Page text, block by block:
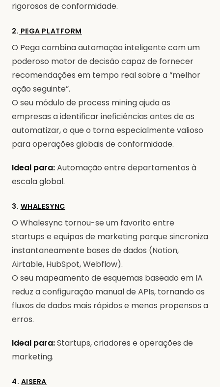
rigorosos de conformidade.
2. PEGA PLATFORM
O Pega combina automação inteligente com um
poderoso motor de decisão capaz de fornecer
recomendações em tempo real sobre a “melhor
ação seguinte”.
O seu módulo de process mining ajuda as
empresas a identificar ineficiências antes de as
automatizar, o que o torna especialmente valioso
para operações globais de conformidade.
Ideal para:Automação entre departamentos à
escala global.
3. WHALESYNC
O Whalesync tornou-se um favorito entre
startups e equipas de marketing porque sincroniza
instantaneamente bases de dados (Notion,
Airtable, HubSpot, Webflow).
O seu mapeamento de esquemas baseado em IA
reduz a configuração manual de APIs, tornando os
fluxos de dados mais rápidos e menos propensos a
erros.
Ideal para:Startups, criadores e operações de
marketing.
4. AISERA